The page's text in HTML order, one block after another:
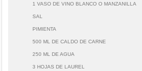
1 VASO DE VINO BLANCO O MANZANILLA
SAL
PIMIENTA
500 ML DE CALDO DE CARNE
250 ML DE AGUA
3 HOJAS DE LAUREL